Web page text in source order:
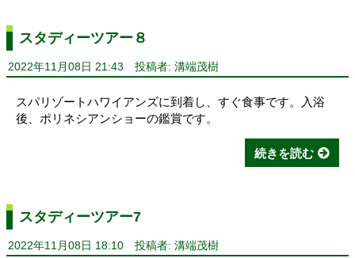
スタディーツアー８
2022年11月08日 21:43 投稿者: 溝端茂樹
スパリゾートハワイアンズに到着し、すぐ食事です。入浴
後、ポリネシアンショーの鑑賞です。
続きを読む
スタディーツアー7
2022年11月08日 18:10 投稿者: 溝端茂樹